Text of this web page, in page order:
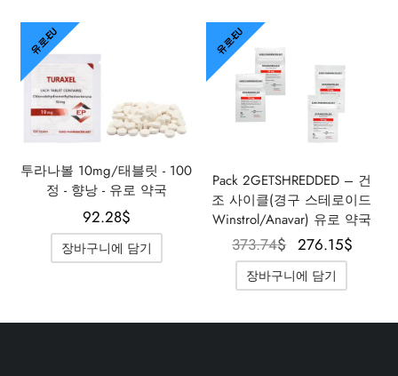
유로-EU
투라나볼 10mg/태블릿 - 100
정 - 향낭 - 유로 약국
92.28$
장바구니에 담기
유로-EU
Pack 2GETSHREDDED – 건
조 사이클(경구 스테로이드
Winstrol/Anavar) 유로 약국
373.74$ 원래 가격
은
373.74$였
276.15$
장바구니에 담기